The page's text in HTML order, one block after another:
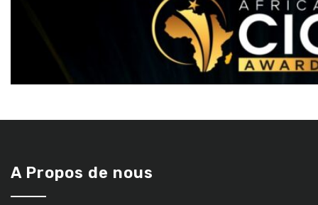
A Propos de nous